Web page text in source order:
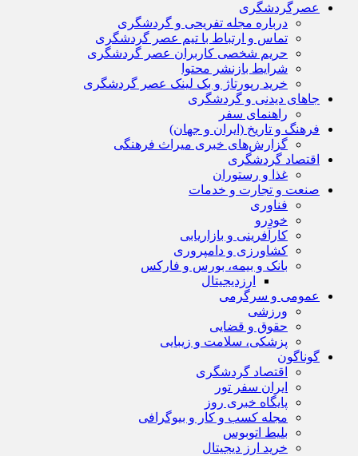
عصرگردشگری
درباره مجله تفریحی و گردشگری
تماس و ارتباط با تیم عصر گردشگری
حریم شخصی کاربران عصر گردشگری
شرایط بازنشر محتوا
خرید رپورتاژ و بک لینک عصر گردشگری
جاهای دیدنی و گردشگری
راهنمای سفر
فرهنگ و تاریخ (ایران و جهان)
گزارش‌های خبری میراث فرهنگی
اقتصاد گردشگری
غذا و رستوران
صنعت و تجارت و خدمات
فناوری
خودرو
کارآفرینی و بازاریابی
کشاورزی و دامپروری
بانک و بیمه، بورس و فارکس
ارزدیجیتال
عمومی و سرگرمی
ورزشی
حقوق و قضایی
پزشکی، سلامت و زیبایی
گوناگون
اقتصاد گردشگری
ایران سفر تور
پایگاه خبری روز
مجله کسب و کار و بیوگرافی
بلیط اتوبوس
خرید ارز دیجیتال